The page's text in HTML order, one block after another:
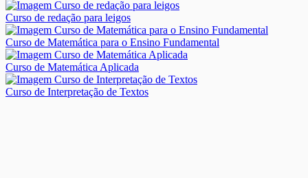
Curso de redação para leigos
Curso de Matemática para o Ensino Fundamental
Curso de Matemática Aplicada
Curso de Interpretação de Textos